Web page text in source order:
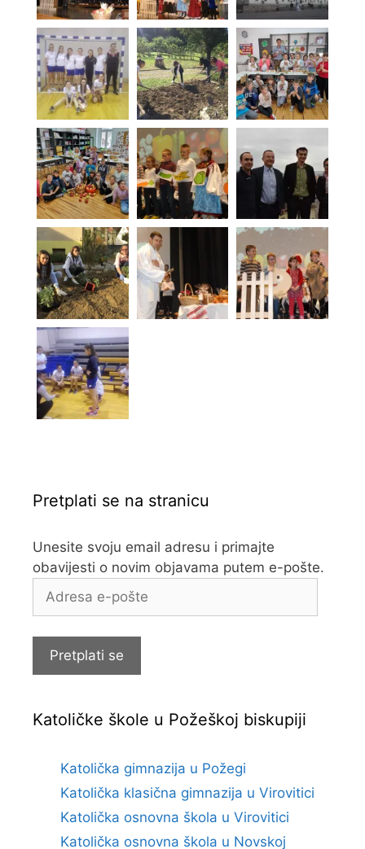
Pretplati se na stranicu
Unesite svoju email adresu i primajte
obavijesti o novim objavama putem e-pošte.
e-
Pretplati se
Katoličke škole u Požeškoj biskupiji
Katolička gimnazija u Požegi
Katolička klasična gimnazija u Virovitici
Katolička osnovna škola u Virovitici
Katolička osnovna škola u Novskoj